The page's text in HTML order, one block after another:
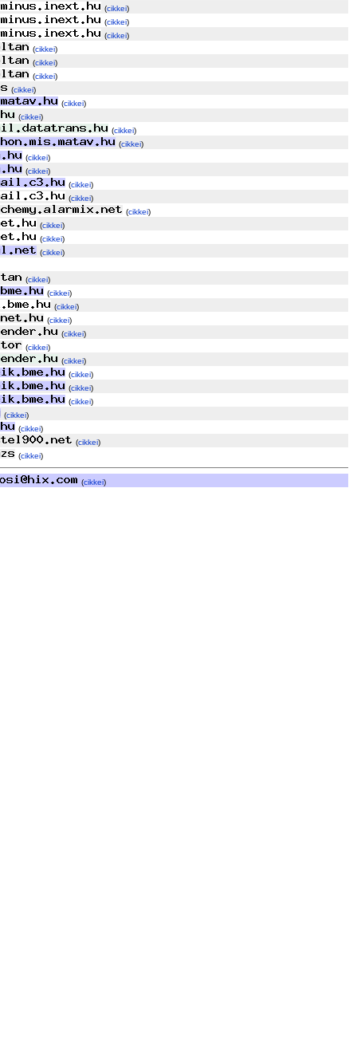
(cikkei)
(cikkei)
(cikkei)
(cikkei)
(cikkei)
(cikkei)
(cikkei)
(cikkei)
(cikkei)
(cikkei)
(cikkei)
(cikkei)
(cikkei)
(cikkei)
(cikkei)
(cikkei)
(cikkei)
(cikkei)
(cikkei)
(cikkei)
(cikkei)
(cikkei)
(cikkei)
(cikkei)
(cikkei)
(cikkei)
(cikkei)
(cikkei)
(cikkei)
(cikkei)
(cikkei)
(cikkei)
(cikkei)
(cikkei)